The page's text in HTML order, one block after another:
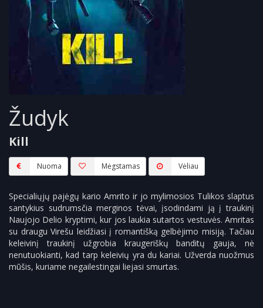
Žudyk
Kill
Nuoma Mėgstamas Vėliau
Specialiųjų pajėgų kario Amrito ir jo mylimosios Tulikos slaptus
santykius sudrumsčia merginos tėvai, įsodindami ją į traukinį
Naujojo Delio kryptimi, kur jos laukia sutartos vestuvės. Amritas
su draugu Virešu leidžiasi į romantišką gelbėjimo misiją. Tačiau
keleivinį traukinį užgrobia kraugeriškų banditų gauja, nė
nenutuokianti, kad tarp keleivių yra du kariai. Užverda nuožmus
mūšis, kuriame negailestingai liejasi smurtas.